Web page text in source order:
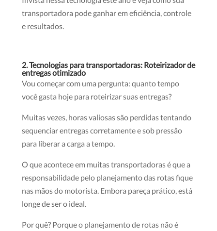
transportadora pode ganhar em eficiência, controle
e resultados.
2. Tecnologias para transportadoras: Roteirizador de
entregas otimizado
Vou começar com uma pergunta: quanto tempo
você gasta hoje para roteirizar suas entregas?
Muitas vezes, horas valiosas são perdidas tentando
sequenciar entregas corretamente e sob pressão
para liberar a carga a tempo.
O que acontece em muitas transportadoras é que a
responsabilidade pelo planejamento das rotas fique
nas mãos do motorista. Embora pareça prático, está
longe de ser o ideal.
Por quê? Porque o planejamento de rotas não é